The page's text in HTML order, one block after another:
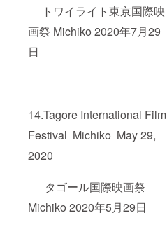
トワイライト東京国際映
画祭 Michiko 2020年7月29
日
14.Tagore International Film
Festival Michiko May 29,
2020
タゴール国際映画祭
Michiko 2020年5月29日